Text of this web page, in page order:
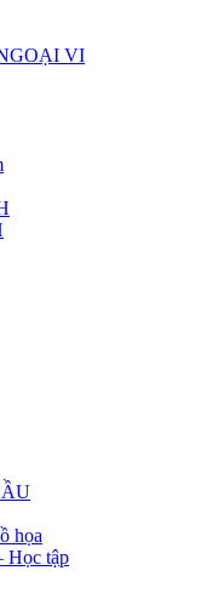
VI
họa
Học tập